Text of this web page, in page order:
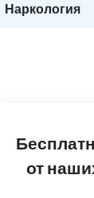
Наркология
от